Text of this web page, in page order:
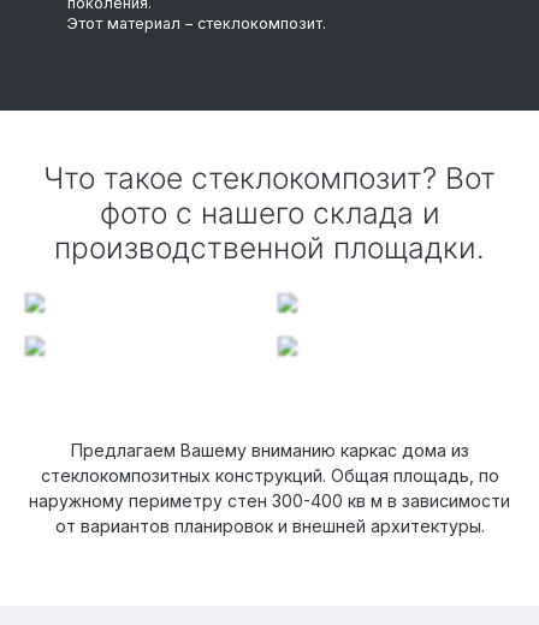
Этот материал – стеклокомпозит.
Что такое стеклокомпозит? Вот
фото с нашего склада и
производственной площадки.
Предлагаем Вашему вниманию каркас дома из
стеклокомпозитных конструкций. Общая площадь, по
наружному периметру стен 300-400 кв м в зависимости
от вариантов планировок и внешней архитектуры.